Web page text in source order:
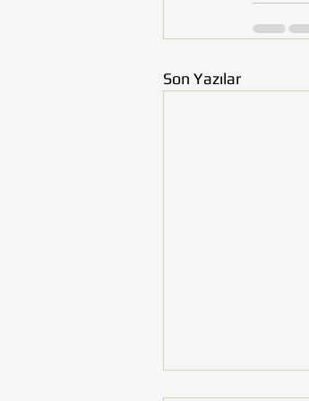
Son Yazılar